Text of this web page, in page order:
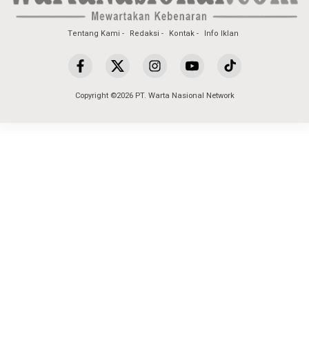
Tentang Kami Redaksi Kontak Info Iklan
Copyright ©2026 PT. Warta Nasional Network